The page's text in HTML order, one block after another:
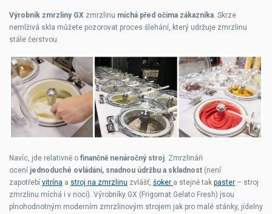
Výrobník zmrzliny GX zmrzlinu míchá před očima zákazníka. Skrze
nemlživá skla můžete pozorovat proces šlehání, který udržuje zmrzlinu
stále čerstvou.
Navíc, jde relativně o finančně nenáročný stroj. Zmrzlináři
ocení jednoduché ovládání, snadnou údržbu a skladnost (není
zapotřebí vitrína a stroj na zmrzlinu zvlášť, šoker a stejně tak paster – stroj
zmrzlinu míchá i v noci). Výrobníky GX (Frigomat Gelato Fresh) jsou
plnohodnotným moderním zmrzlinovým strojem jak pro malé stánky, jídelny